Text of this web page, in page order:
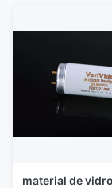
material de